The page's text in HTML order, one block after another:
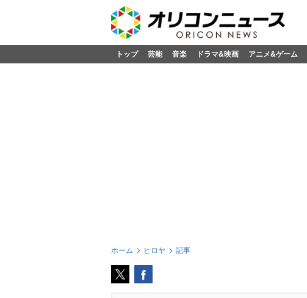
トップ 芸能 音楽 ドラマ&映画 アニメ&ゲーム
ホーム ヒロヤ 記事